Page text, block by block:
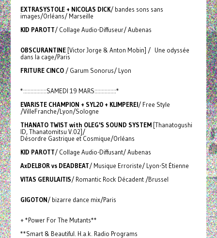
EXTRASYSTOLE + NICOLAS DICK/ bandes sons sans
images/Orléans/ Marseille
KID PAROTT/ Collage Audio-Diffuseur/ Aubenas
OBSCURANTINE[Victor Jorge & Anton Mobin] / Une odyssée
dans la cage/Paris
FRITURE CINCO/ Garum Sonorus/ Lyon
*::::::::::::::::SAMEDI 19 MARS:::::::::::::::*
EVARISTE CHAMPION + SYL20 + KLIMPEREI/ Free Style
/VilleFranche/Lyon/Sologne
THANATO TWIST with OLEG'S SOUND SYSTEM[Thanatogushi
ID, Thanatomitsu V.02]/
Désordre Gastrique et Cosmique/Orléans
KID PAROTT/ Collage Audio-Diffusant/ Aubenas
AxDELBOR vs DEADBEAT/ Musique Erroriste/ Lyon-St Étienne
VITAS GERULAITIS/ Romantic Rock Décadent /Brussel
GIGOTON/ bizarre dance mix/Paris
+ *Power For The Mutants**
**Smart & Beautiful. H.a.k. Radio Programs